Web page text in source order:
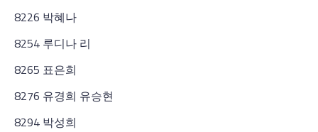
8226 박혜나
8254 루디나 리
8265 표은희
8276 유경희 유승현
8294 박성희